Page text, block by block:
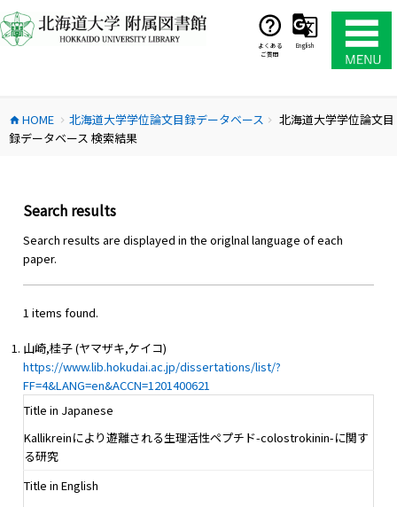
ン
テ
ス
キ
よくある
ご質問
English
home HOME chevron_right 北海道大学学位論文目録データベース chevron_right
北海道大学学位論文目
録データベース 検索結果
Search results
Search results are displayed in the origlnal language of each
paper.
1 items found.
山崎,桂子 (ヤマザキ,ケイコ)
https://www.lib.hokudai.ac.jp/dissertations/list/?
FF=4&LANG=en&ACCN=1201400621
Title in Japanese
Kallikreinにより遊離される生理活性ペプチド-colostrokinin-に関す
る研究
Title in English